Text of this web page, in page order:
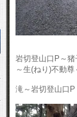
岩切登山口P～
～生(ねり)不動尊
滝～岩切登山口P